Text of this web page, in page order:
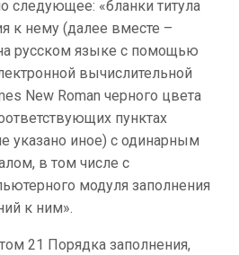
следующее: «бланки титула
к нему (далее вместе –
русском языке с помощью
вычислительной
New Roman черного цвета
пунктах
указано иное) с одинарным
в том числе с
модуля заполнения
к ним».
21 Порядка заполнения,